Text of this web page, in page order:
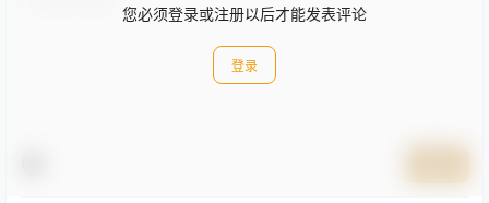
您必须登录或注册以后才能发表评论
登录